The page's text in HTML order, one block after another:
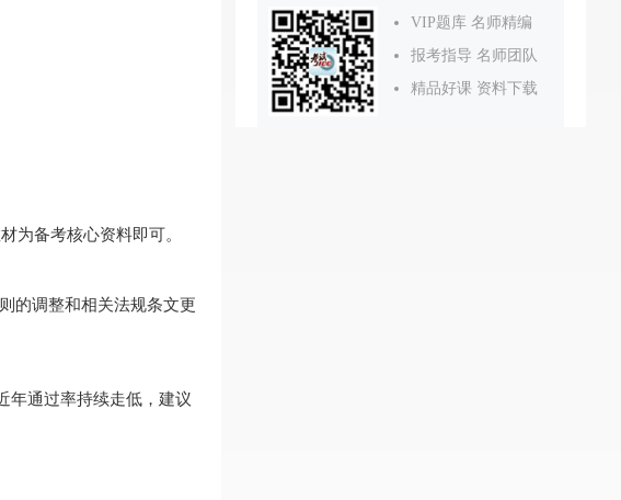
为备考核心资料即可。
的调整和相关法规条文更
年通过率持续走低，建议
VIP题库 名师精编
报考指导 名师团队
精品好课 资料下载